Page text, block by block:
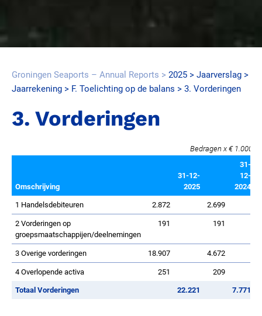
Groningen Seaports – Annual Reports 2025
Jaarverslag
Jaarrekening
F. Toelichting op de balans 3. Vorderingen
3. Vorderingen
Bedragen x € 1.000
Omschrijving
31-12-
2025
31-
12-
2024
1 Handelsdebiteuren 2.872 2.699
2 Vorderingen op
groepsmaatschappijen/deelnemingen
191 191
3 Overige vorderingen 18.907 4.672
4 Overlopende activa 251 209
Totaal Vorderingen 22.221 7.771